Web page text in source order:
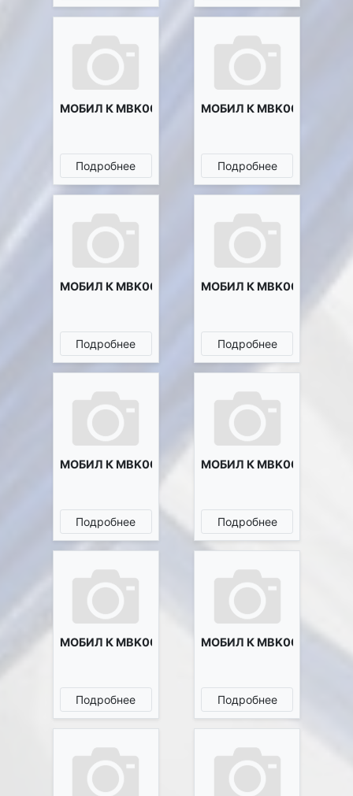
МОБИЛ К MBK0020938
Подробнее
МОБИЛ К MBK0021124
Подробнее
МОБИЛ К MBK0022554
Подробнее
МОБИЛ К MBK0022665
Подробнее
МОБИЛ К MBK0022668
Подробнее
МОБИЛ К MBK0022669
Подробнее
МОБИЛ К MBK0022881
Подробнее
МОБИЛ К MBK0023074
Подробнее